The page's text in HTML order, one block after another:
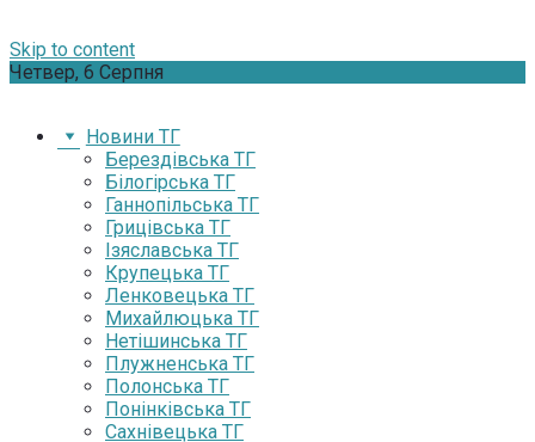
Skip to content
Четвер, 6 Серпня
Новини ТГ
Берездівська ТГ
Білогірська ТГ
Ганнопільська ТГ
Грицівська ТГ
Ізяславська ТГ
Крупецька ТГ
Ленковецька ТГ
Михайлюцька ТГ
Нетішинська ТГ
Плужненська ТГ
Полонська ТГ
Понінківська ТГ
Сахнівецька ТГ